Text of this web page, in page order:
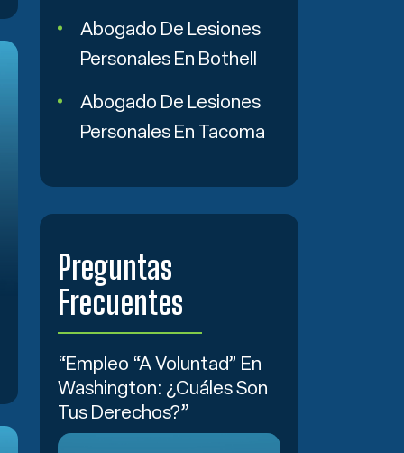
Abogado De Lesiones
Personales En Bothell
Abogado De Lesiones
Personales En Tacoma
Preguntas
Frecuentes
“Empleo “a Voluntad” En
Washington: ¿Cuáles Son
Tus Derechos?”